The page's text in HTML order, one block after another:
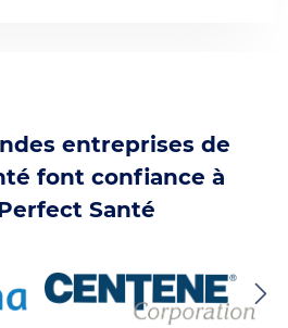
entreprises de
font confiance à
Santé